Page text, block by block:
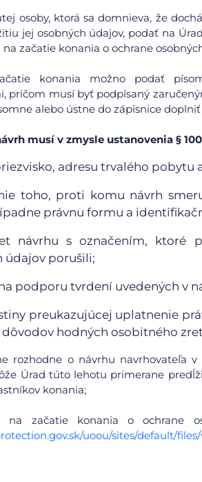
osoby, ktorá sa domnieva, že
jej osobných údajov, podať na
na začatie konania o ochrane
konania možno podať
pričom musí byť podpísaný
alebo ústne do zápisnice
musí v zmysle ustanovenia §
adresu trvalého pobytu
toho, proti komu návrh
právnu formu a
návrhu s označením, ktoré
údajov porušili;
podporu tvrdení uvedených v
preukazujúcej uplatnenie
dôvodov hodných osobitného
rozhodne o návrhu navrhovateľa
Úrad túto lehotu primerane
konania;
na začatie konania o ochrane
uoou/sites/default/